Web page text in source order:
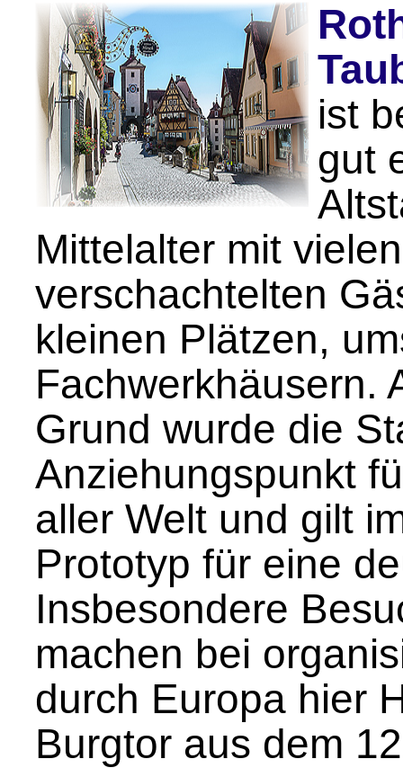
ist
gut
Mittelalter mit vielen
verschachtelten
kleinen Plätzen,
Fachwerkhäusern.
Grund wurde die
Anziehungspunkt
aller Welt und gilt
Prototyp für eine
Insbesondere
machen bei
durch Europa hier
Burgtor aus dem